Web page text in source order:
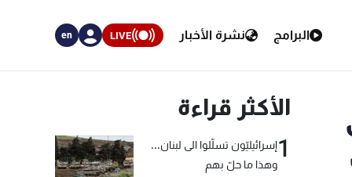
البرامج نشرة الأخبار LIVE
en
الأكثر قراءة
1إسرائيليّون تسلّلوا الى لبنان...
وهذا ما حلّ بهم